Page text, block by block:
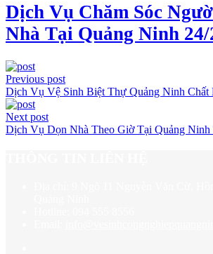
Dịch Vụ Chăm Sóc
Nhà Tại Quảng Ninh 24/
Previous post
Dịch Vụ Vệ Sinh Biệt Thự Quảng Ninh Chất
Next post
Dịch Vụ Dọn Nhà Theo Giờ Tại Quảng Ninh